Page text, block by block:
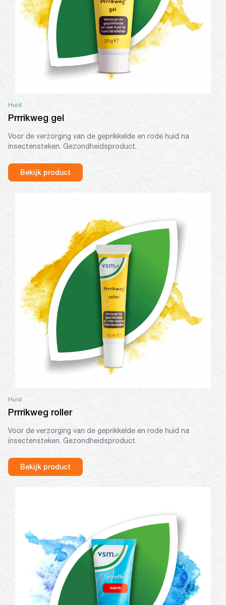
Huid
Prrrikweg gel
Voor de verzorging van de geprikkelde en rode huid na
insectensteken. Gezondheidsproduct.
Bekijk product
Huid
Prrrikweg roller
Voor de verzorging van de geprikkelde en rode huid na
insectensteken. Gezondheidsproduct.
Bekijk product